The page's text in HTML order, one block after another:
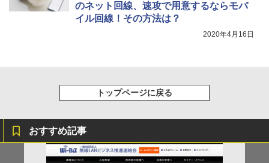
のネット回線、速攻で用意するならモバ
イル回線！その方法は？
2020年4月16日
トップページに戻る
おすすめ記事